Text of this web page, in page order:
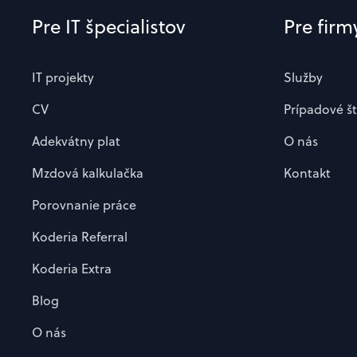
Pre IT špecialistov
IT projekty
CV
Adekvátny plat
Mzdová kalkulačka
Porovnanie práce
Koderia Referral
Koderia Extra
Blog
O nás
Pre
Služby
Prípadové
O nás
Kontakt